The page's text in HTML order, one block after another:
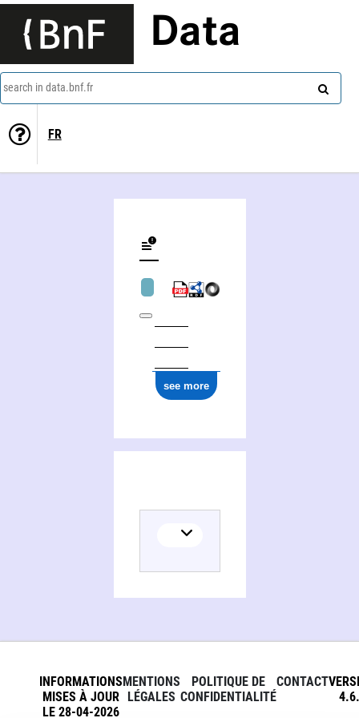
Data
search in data.bnf.fr
FR
see more
INFORMATIONS
MISES À JOUR
LE 28-04-2026
MENTIONS
LÉGALES
POLITIQUE DE
CONFIDENTIALITÉ
CONTACT